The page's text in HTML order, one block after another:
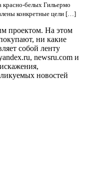
красно-белых Гильермо
конкретные цели […]
проектом. На этом
ни какие
собой ленту
newsru.com и
новостей